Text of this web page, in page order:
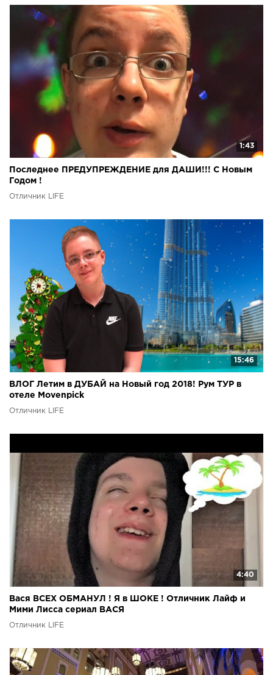
1:43
Последнее ПРЕДУПРЕЖДЕНИЕ для ДАШИ!!! С Новым
Годом !
Отличник LIFE
15:46
ВЛОГ Летим в ДУБАЙ на Новый год 2018! Рум ТУР в
отеле Movenpick
Отличник LIFE
4:40
Вася ВСЕХ ОБМАНУЛ ! Я в ШОКЕ ! Отличник Лайф и
Мими Лисса сериал ВАСЯ
Отличник LIFE